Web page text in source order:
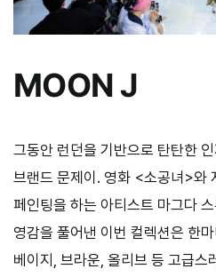
MOON J
그동안 런던을 기반으로 탄탄한
브랜드 문제이. 영화 <소공녀>와
페인팅을 하는 아티스트 마그다
영감을 풀어낸 이번 컬렉션은 한
베이지, 브라운, 올리브 등 고급스